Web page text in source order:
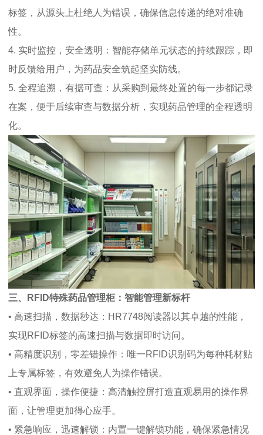
标签，从源头上杜绝人为错误，确保信息传递的绝对准确
性。
4. 实时监控，安全透明：智能存储单元状态的持续跟踪，即
时反馈给用户，为药品安全筑起坚实防线。
5. 全程追溯，有据可查：从采购到最终处置的每一步都记录
在案，便于后续审查与数据分析，实现药品管理的全程透明
化。
三、RFID特殊药品管理柜：智能管理新标杆
• 高速扫描，数据秒达：HR7748阅读器以其卓越的性能，
实现RFID标签的高速扫描与数据即时访问。
• 高精度识别，零差错操作：唯一RFID识别码为每种耗材贴
上专属标签，有效避免人为操作错误。
• 直观界面，操作便捷：高清触控屏打造直观易用的操作界
面，让管理更加得心应手。
• 紧急响应，迅速解锁：内置一键解锁功能，确保紧急情况